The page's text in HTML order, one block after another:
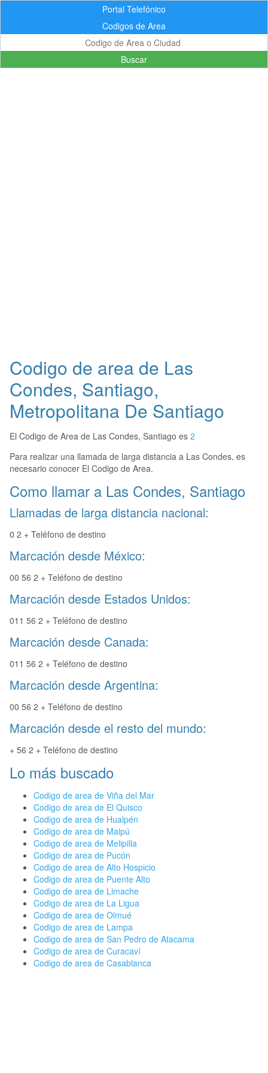
Portal Telefónico
Codigos de Area
Buscar
Codigo de area de Las
Condes, Santiago,
Metropolitana De Santiago
El Codigo de Area de Las Condes, Santiago es 2
Para realizar una llamada de larga distancia a Las Condes, es
necesario conocer El Codigo de Area.
Como llamar a Las Condes, Santiago
Llamadas de larga distancia nacional:
0 2 + Teléfono de destino
Marcación desde México:
00 56 2 + Teléfono de destino
Marcación desde Estados Unidos:
011 56 2 + Teléfono de destino
Marcación desde Canada:
011 56 2 + Teléfono de destino
Marcación desde Argentina:
00 56 2 + Teléfono de destino
Marcación desde el resto del mundo:
+ 56 2 + Teléfono de destino
Lo más buscado
Codigo de area de Viña del Mar
Codigo de area de El Quisco
Codigo de area de Hualpén
Codigo de area de Maipú
Codigo de area de Melipilla
Codigo de area de Pucón
Codigo de area de Alto Hospicio
Codigo de area de Puente Alto
Codigo de area de Limache
Codigo de area de La Ligua
Codigo de area de Olmué
Codigo de area de Lampa
Codigo de area de San Pedro de Atacama
Codigo de area de Curacaví
Codigo de area de Casablanca